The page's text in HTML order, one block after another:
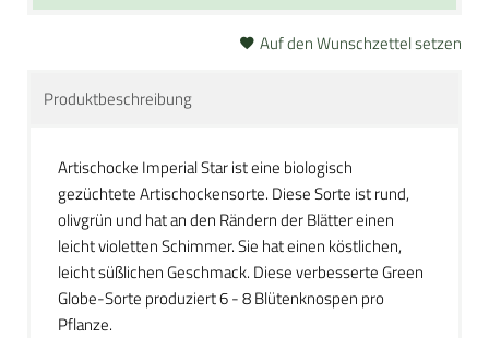
Auf den Wunschzettel setzen
Produktbeschreibung
Artischocke Imperial Star ist eine biologisch
gezüchtete Artischockensorte. Diese Sorte ist rund,
olivgrün und hat an den Rändern der Blätter einen
leicht violetten Schimmer. Sie hat einen köstlichen,
leicht süßlichen Geschmack. Diese verbesserte Green
Globe-Sorte produziert 6 - 8 Blütenknospen pro
Pflanze.